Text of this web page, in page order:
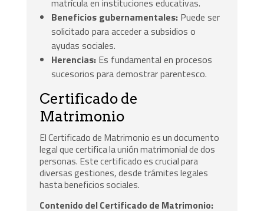
Beneficios gubernamentales: Puede ser
solicitado para acceder a subsidios o
ayudas sociales.
Herencias: Es fundamental en procesos
sucesorios para demostrar parentesco.
Certificado de
Matrimonio
El Certificado de Matrimonio es un documento
legal que certifica la unión matrimonial de dos
personas. Este certificado es crucial para
diversas gestiones, desde trámites legales
hasta beneficios sociales.
Contenido del Certificado de Matrimonio: